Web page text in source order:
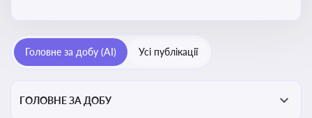
Головне за добу (AI) Усі публікації
ГОЛОВНЕ ЗА ДОБУ